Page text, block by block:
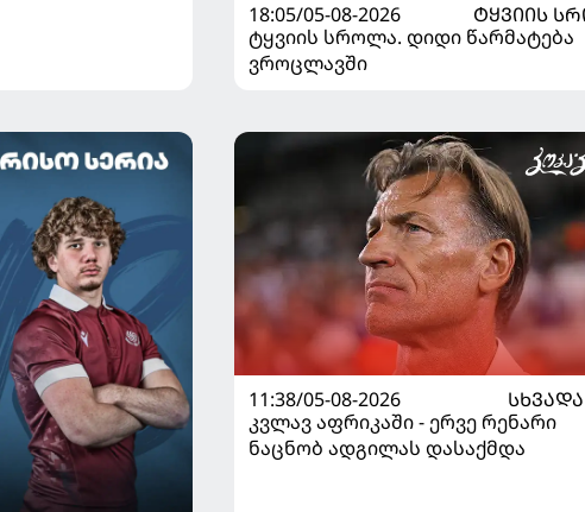
18:05/05-08-2026
ᲢᲧᲕᲘᲘᲡ
ტყვიის სროლა. დიდი წარმატება
ვროცლავში
11:38/05-08-2026
კვლავ აფრიკაში - ერვე რენარი
ნაცნობ ადგილას დასაქმდა